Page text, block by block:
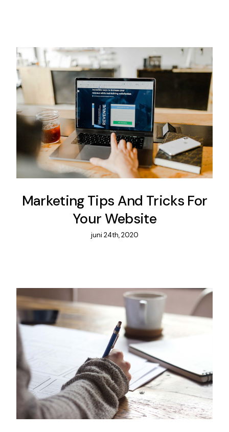
Marketing Tips And Tricks For
Your Website
juni 24th, 2020